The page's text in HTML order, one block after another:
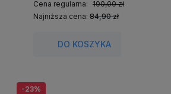
Cena regularna: 100,00 zł
Najniższa cena: 84,90 zł
DO KOSZYKA
-23%